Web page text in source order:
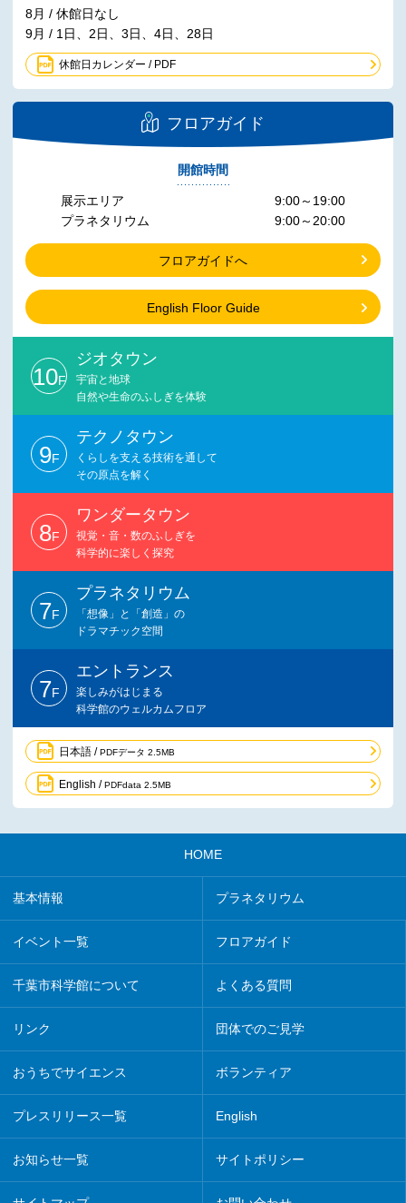
8月 / 休館日なし
9月 / 1日、2日、3日、4日、28日
休館日カレンダー / PDF
フロアガイド
開館時間
展示エリア
プラネタリウム
9:00～19:00
9:00～20:00
フロアガイドへ
English Floor Guide
10F
ジオタウン
宇宙と地球
自然や生命のふしぎを体験
9F
テクノタウン
くらしを支える技術を通して
その原点を解く
8F
ワンダータウン
視覚・音・数のふしぎを
科学的に楽しく探究
7F
プラネタリウム
「想像」と「創造」の
ドラマチック空間
7F
エントランス
楽しみがはじまる
科学館のウェルカムフロア
日本語 /PDFデータ 2.5MB
English /PDFdata 2.5MB
HOME
基本情報 プラネタリウム
イベント一覧 フロアガイド
千葉市科学館について よくある質問
リンク 団体でのご見学
おうちでサイエンス ボランティア
プレスリリース一覧 English
お知らせ一覧 サイトポリシー